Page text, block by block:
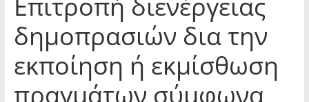
δημοπρασιών δια την
εκποίηση ή εκμίσθωση
πραγμάτων σύμφωνα